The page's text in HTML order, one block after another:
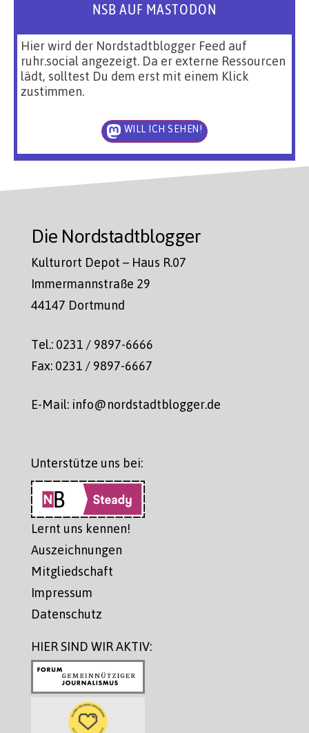
NSB AUF MASTODON
Hier wird der Nordstadtblogger Feed auf
ruhr.social angezeigt. Da er externe Ressourcen
lädt, solltest Du dem erst mit einem Klick
zustimmen.
WILL ICH SEHEN!
Die Nordstadtblogger
Kulturort Depot – Haus R.07
Immermannstraße 29
44147 Dortmund
Tel.: 0231 / 9897-6666
Fax: 0231 / 9897-6667
E-Mail: info@nordstadtblogger.de
Unterstütze uns bei:
Lernt uns kennen!
Auszeichnungen
Mitgliedschaft
Impressum
Datenschutz
HIER SIND WIR AKTIV: